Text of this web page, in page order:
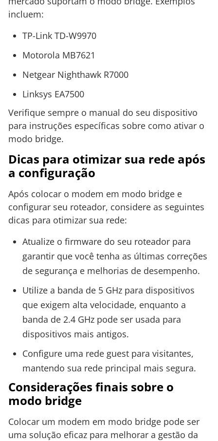
incluem:
TP-Link TD-W9970
Motorola MB7621
Netgear Nighthawk R7000
Linksys EA7500
Verifique sempre o manual do seu dispositivo
para instruções específicas sobre como ativar o
modo bridge.
Dicas para otimizar sua rede após
a configuração
Após colocar o modem em modo bridge e
configurar seu roteador, considere as seguintes
dicas para otimizar sua rede:
Atualize o firmware do seu roteador para
garantir que você tenha as últimas correções
de segurança e melhorias de desempenho.
Utilize a banda de 5 GHz para dispositivos
que exigem alta velocidade, enquanto a
banda de 2.4 GHz pode ser usada para
dispositivos mais antigos.
Configure uma rede guest para visitantes,
mantendo sua rede principal mais segura.
Considerações finais sobre o
modo bridge
Colocar um modem em modo bridge pode ser
uma solução eficaz para melhorar a gestão da